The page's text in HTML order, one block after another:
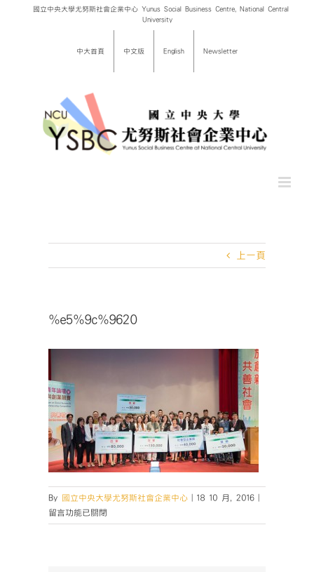
國立中央大學尤努斯社會企業中心 Yunus Social Business Centre, National Central
University
中大首頁 中文版 English Newsletter
上一頁
%e5%9c%9620
By 國立中央大學尤努斯社會企業中心 18 10 月, 2016
中
留言功能已關閉